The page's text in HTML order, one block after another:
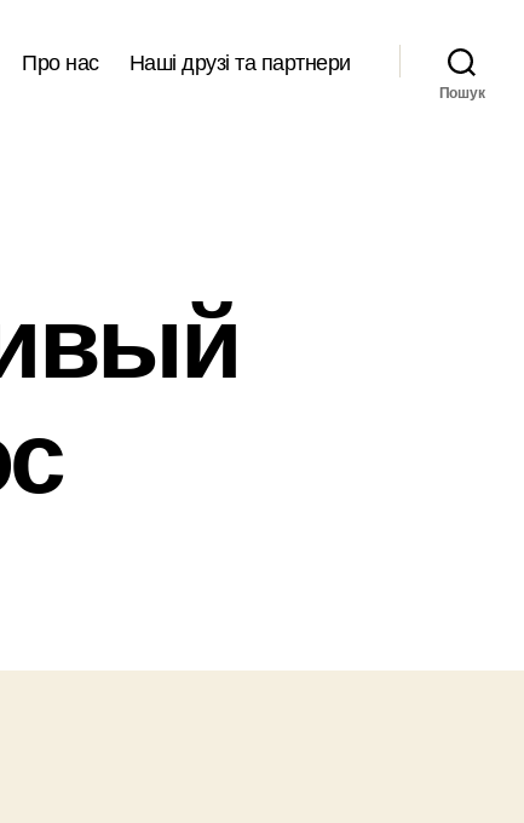
Про нас Наші друзі та партнери
Пошук